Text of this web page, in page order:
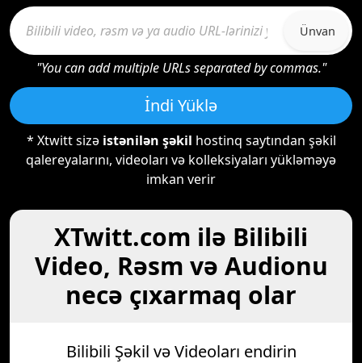
Ünvan
"You can add multiple URLs separated by commas."
İndi Yüklə
* Xtwitt sizə istənilən şəkil hostinq saytından şəkil
qalereyalarını, videoları və kolleksiyaları yükləməyə
imkan verir
XTwitt.com ilə Bilibili
Video, Rəsm və Audionu
necə çıxarmaq olar
Bilibili Şəkil və Videoları endirin